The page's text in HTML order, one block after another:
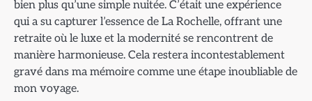
bien plus qu’une simple nuitée. C’était une expérience
qui a su capturer l’essence de La Rochelle, offrant une
retraite où le luxe et la modernité se rencontrent de
manière harmonieuse. Cela restera incontestablement
gravé dans ma mémoire comme une étape inoubliable de
mon voyage.